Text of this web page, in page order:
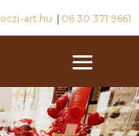
art.hu 06 30 371 9661